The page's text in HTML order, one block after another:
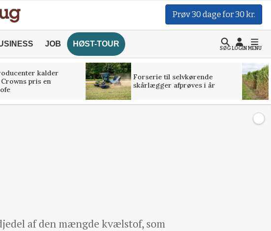
Prøv 30 dage for 30 kr.
JOB HØST-TOUR
SØGLOGINMENU
kalder
pris en
Forserie til selvkørende
skårlægger afprøves i år
af den mængde kvælstof, som